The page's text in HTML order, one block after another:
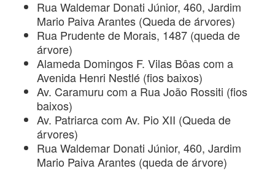
Rua Waldemar Donati Júnior, 460, Jardim
Mario Paiva Arantes (Queda de árvores)
Rua Prudente de Morais, 1487 (queda de
árvore)
Alameda Domingos F. Vilas Bôas com a
Avenida Henri Nestlé (fios baixos)
Av. Caramuru com a Rua João Rossiti (fios
baixos)
Av. Patriarca com Av. Pio XII (Queda de
árvores)
Rua Waldemar Donati Júnior, 460, Jardim
Mario Paiva Arantes (queda de árvore)